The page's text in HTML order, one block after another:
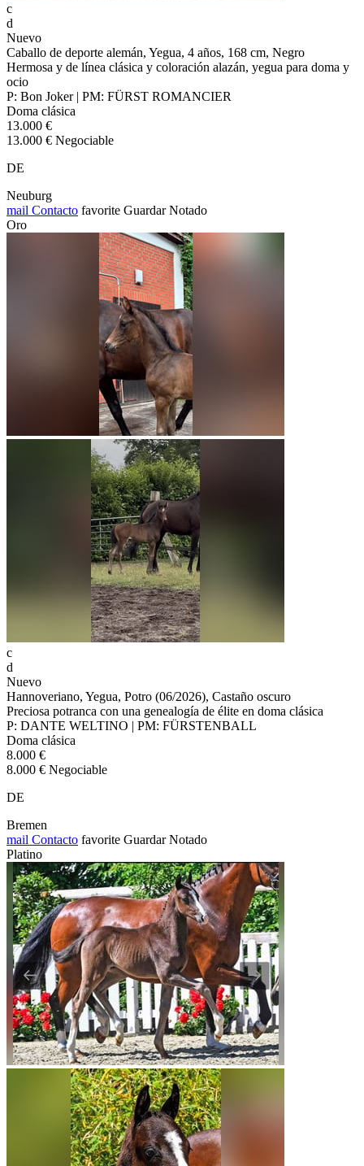
c
d
Nuevo
Caballo de deporte alemán, Yegua, 4 años, 168 cm, Negro
Hermosa y de línea clásica y coloración alazán, yegua para doma y
ocio
P: Bon Joker | PM: FÜRST ROMANCIER
Doma clásica
13.000 €
13.000 € Negociable
DE
Neuburg
mail Contacto favorite Guardar Notado
Oro
c
d
Nuevo
Hannoveriano, Yegua, Potro (06/2026), Castaño oscuro
Preciosa potranca con una genealogía de élite en doma clásica
P: DANTE WELTINO | PM: FÜRSTENBALL
Doma clásica
8.000 €
8.000 € Negociable
DE
Bremen
mail Contacto favorite Guardar Notado
Platino